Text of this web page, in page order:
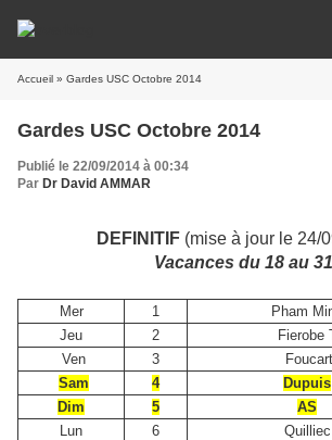
Accueil » Gardes USC Octobre 2014
Gardes USC Octobre 2014
Publié le 22/09/2014 à 00:34
Par Dr David AMMAR
DEFINITIF (mise à jour le 24/
Vacances du 18 au 31
Mer 1
Pham
Jeu
2
Fierobe
Ven
3
Foucart
Sam
4
Dupuis
Dim
5
AS
Lun
6
Quilliec